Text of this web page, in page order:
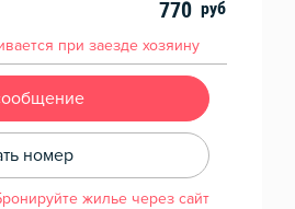
770
при заезде хозяину
номер
жилье через сайт